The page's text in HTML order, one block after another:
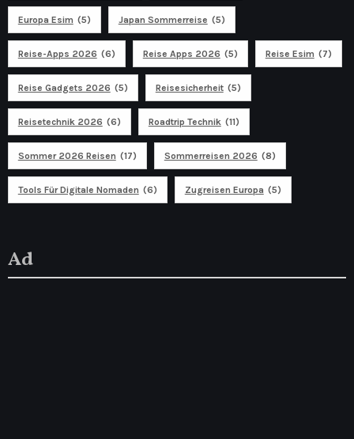
Europa Esim (5) Japan Sommerreise (5)
Reise-Apps 2026 (6) Reise Apps 2026 (5) Reise Esim (7)
Reise Gadgets 2026 (5) Reisesicherheit (5)
Reisetechnik 2026 (6) Roadtrip Technik (11)
Sommer 2026 Reisen (17) Sommerreisen 2026 (8)
Tools Für Digitale Nomaden (6) Zugreisen Europa (5)
Ad